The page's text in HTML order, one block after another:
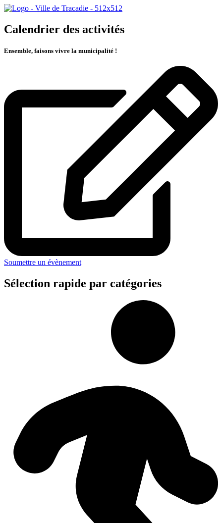
Calendrier des activités
Ensemble, faisons vivre la municipalité !
Soumettre un évènement
Sélection rapide par catégories